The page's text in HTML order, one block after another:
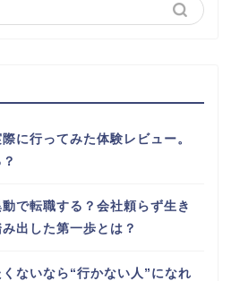
に行ってみた体験レビュー。
で転職する？会社頼らず生き
出した第一歩とは？
ないなら“行かない人”になれ